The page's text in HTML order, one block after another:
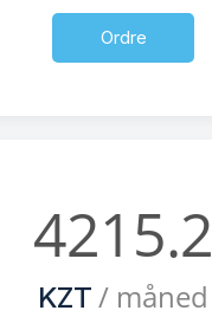
Ordre
4215.2
KZT / måned